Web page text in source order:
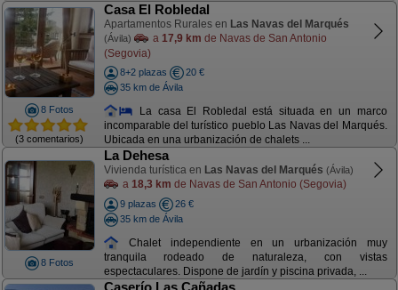
8 Fotos
(3 comentarios)
Casa El Robledal
Apartamentos Rurales en Las Navas del Marqués
(Ávila) a 17,9 km de Navas de San Antonio
(Segovia)
8+2 plazas
20 €
35 km de Ávila
La casa El Robledal está situada en un marco
incomparable del turístico pueblo Las Navas del Marqués.
Ubicada en una urbanización de chalets ...
8 Fotos
La Dehesa
Vivienda turística en Las Navas del Marqués (Ávila)
a 18,3 km de Navas de San Antonio (Segovia)
9 plazas
26 €
35 km de Ávila
Chalet independiente en un urbanización muy
tranquila rodeado de naturaleza, con vistas
espectaculares. Dispone de jardín y piscina privada, ...
Caserío Las Cañadas